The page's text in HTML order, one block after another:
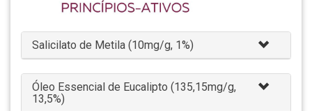
Salicilato de Metila (10mg/g, 1%)
Óleo Essencial de Eucalipto (135,15mg/g,
13,5%)